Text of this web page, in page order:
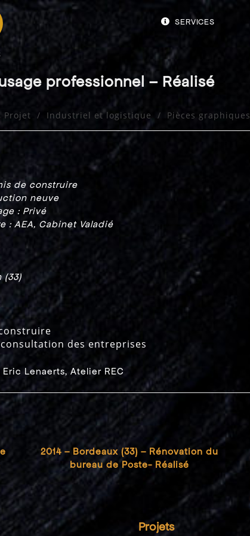
SERVICES
professionnel – Réalisé
Projet / Industriel et logistique / Pièces graphiques
de construire
neuve
: Privé
: AEA, Cabinet Valadié
(33)
des entreprises
Lenaerts, Atelier REC
2014 – Bordeaux (33) – Rénovation du
bureau de Poste- Réalisé
Projets